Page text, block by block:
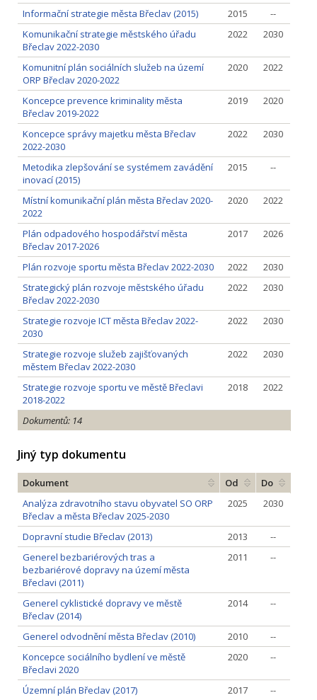
Informační strategie města Břeclav (2015) 2015
--
Komunikační strategie městského úřadu
Břeclav 2022-2030
2022 2030
Komunitní plán sociálních služeb na území
ORP Břeclav 2020-2022
2020 2022
Koncepce prevence kriminality města
Břeclav 2019-2022
2019 2020
Koncepce správy majetku města Břeclav
2022-2030
2022 2030
Metodika zlepšování se systémem zavádění
inovací (2015)
2015 --
Místní komunikační plán města Břeclav 2020-
2022
2020 2022
Plán odpadového hospodářství města
Břeclav 2017-2026
2017 2026
Plán rozvoje sportu města Břeclav 2022-2030 2022
2030
Strategický plán rozvoje městského úřadu
Břeclav 2022-2030
2022 2030
Strategie rozvoje ICT města Břeclav 2022-
2030
2022 2030
Strategie rozvoje služeb zajišťovaných
městem Břeclav 2022-2030
2022 2030
Strategie rozvoje sportu ve městě Břeclavi
2018-2022
2018 2022
Dokumentů: 14
Jiný typ dokumentu
Dokument Od
Do
Analýza zdravotního stavu obyvatel SO ORP
Břeclav a města Břeclav 2025-2030
2025 2030
Dopravní studie Břeclav (2013) 2013
--
Generel bezbariérových tras a
bezbariérové dopravy na území města
Břeclavi (2011)
2011 --
Generel cyklistické dopravy ve městě
Břeclav (2014)
2014 --
Generel odvodnění města Břeclav (2010) 2010
--
Koncepce sociálního bydlení ve městě
Břeclavi 2020
2020 --
Územní plán Břeclav (2017) 2017 --